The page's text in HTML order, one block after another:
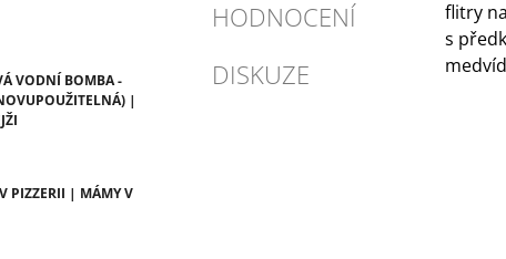
VODNÍ BOMBA -
|
PIZZERII | MÁMY V
HODNOCENÍ
DISKUZE
flitry
s